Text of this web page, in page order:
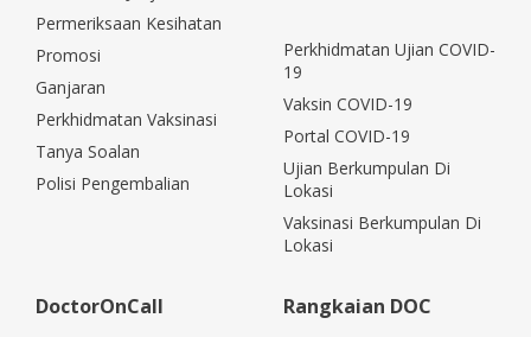
Permeriksaan Kesihatan
Promosi
Ganjaran
Perkhidmatan Vaksinasi
Tanya Soalan
Polisi Pengembalian
Perkhidmatan Ujian COVID-
19
Vaksin COVID-19
Portal COVID-19
Ujian Berkumpulan Di
Lokasi
Vaksinasi Berkumpulan Di
Lokasi
DoctorOnCall Rangkaian DOC